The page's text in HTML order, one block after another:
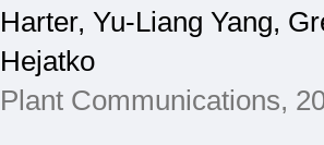
Harter, Yu-Liang Yang,
Hejatko
Plant Communications,